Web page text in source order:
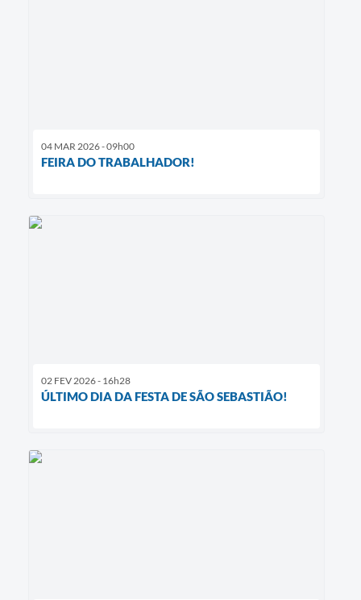
04 MAR 2026 - 09h00
FEIRA DO TRABALHADOR!
02 FEV 2026 - 16h28
ÚLTIMO DIA DA FESTA DE SÃO SEBASTIÃO!